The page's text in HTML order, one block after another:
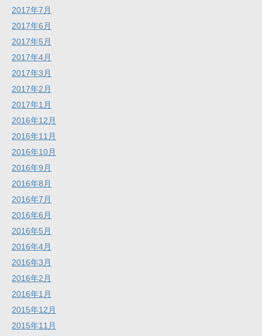
2017年7月
2017年6月
2017年5月
2017年4月
2017年3月
2017年2月
2017年1月
2016年12月
2016年11月
2016年10月
2016年9月
2016年8月
2016年7月
2016年6月
2016年5月
2016年4月
2016年3月
2016年2月
2016年1月
2015年12月
2015年11月